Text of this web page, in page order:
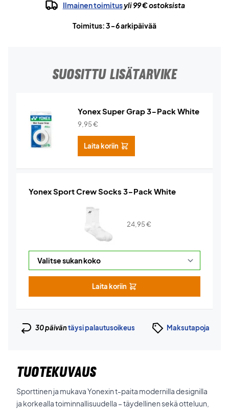
Ilmainen toimitusyli 99 € ostoksista
Toimitus: 3-6 arkipäivää
SUOSITTU LISÄTARVIKE
Yonex Super Grap 3-Pack White
9,95€
Laita koriin
Yonex Sport Crew Socks 3-Pack White
24,95€
Laita koriin
30 päiväntäysi palautusoikeus Maksutapoja
TUOTEKUVAUS
Sporttinen ja mukava Yonexin t-paita modernilla designilla
ja korkealla toiminnallisuudella – täydellinen sekä otteluun,